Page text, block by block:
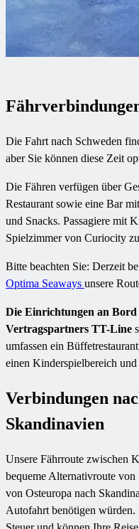
Die Fahrt nach Schweden
aber Sie können diese Zeit
Die Fähren verfügen über
Restaurant sowie eine Bar
und Snacks. Passagiere mit
Spielzimmer von Curiocity
Bitte beachten Sie: Derzeit
Optima Seaways unsere
Die Einrichtungen an Bord
Vertragspartners TT-Line
umfassen ein
einen Kinderspielbereich und
Verbindungen
Skandinavien
Unsere Fährroute zwischen
bequeme Alternativroute
von Osteuropa nach
Autofahrt benötigen